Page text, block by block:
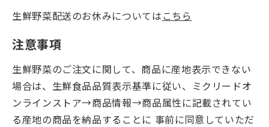
生鮮野菜配送のお休みについては こちら
注意事項
生鮮野菜のご注文に関して、商品に産地表示できない
場合は、生鮮食品品質表示基準に従い、ミクリードオ
ンラインストア→商品情報→商品属性に記載されてい
る産地の商品を納品することに 事前に同意していただ